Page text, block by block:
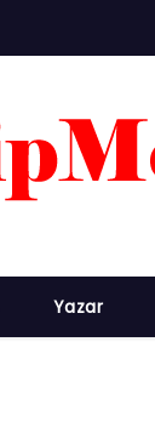
Yazar